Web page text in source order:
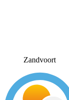
Zandvoort